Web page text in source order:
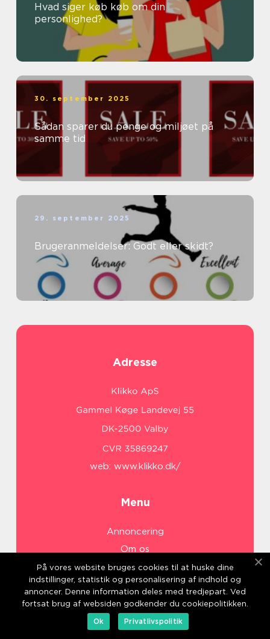
Hvad siger køb køb om din
personlighed?
30. september 2025
Sådan sparer du penge og miljøet på
samme tid
29. september 2025
Brugeranmeldelser: Godt eller skidt?
Adresse
web: www.klikko.dk/
Menu
Annoncering
Om os
Cookies
Kontakt os
Sitemap
På vores website bruges cookies til at huske dine
indstillinger, statistik og personalisering af indhold og
annoncer. Denne information deles med tredjepart. Ved
fortsat brug af websiden godkender du cookiepolitikken.
Ok
Privatlivspolitik